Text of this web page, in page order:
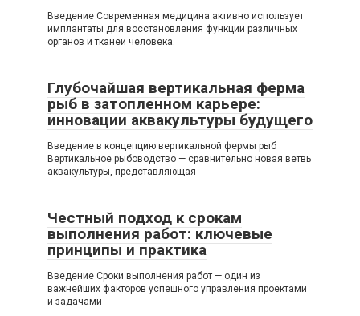
Введение Современная медицина активно использует
имплантаты для восстановления функции различных
органов и тканей человека.
Глубочайшая вертикальная ферма
рыб в затопленном карьере:
инновации аквакультуры будущего
Введение в концепцию вертикальной фермы рыб
Вертикальное рыбоводство — сравнительно новая ветвь
аквакультуры, представляющая
Честный подход к срокам
выполнения работ: ключевые
принципы и практика
Введение Сроки выполнения работ — один из
важнейших факторов успешного управления проектами
и задачами